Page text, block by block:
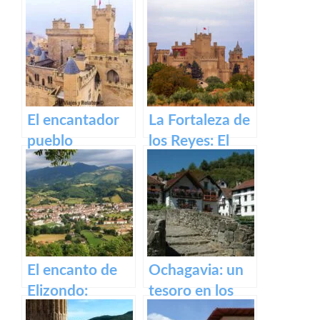
antigua fábrica
de Orbaizeta
Irati
El encantador
pueblo
medieval de
Olite y su
impresionante
Castillo Palacio
Real.
La Fortaleza de
los Reyes: El
Castillo de Olite
El encanto de
Elizondo:
Descubre la
Ochagavia: un
tesoro en los
Pirineos